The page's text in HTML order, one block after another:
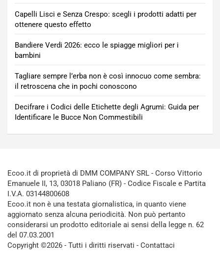
Capelli Lisci e Senza Crespo: scegli i prodotti adatti per
ottenere questo effetto
Bandiere Verdi 2026: ecco le spiagge migliori per i
bambini
Tagliare sempre l’erba non è così innocuo come sembra:
il retroscena che in pochi conoscono
Decifrare i Codici delle Etichette degli Agrumi: Guida per
Identificare le Bucce Non Commestibili
Ecoo.it di proprietà di DMM COMPANY SRL - Corso Vittorio
Emanuele II, 13, 03018 Paliano (FR) - Codice Fiscale e Partita
I.V.A. 03144800608
Ecoo.it non è una testata giornalistica, in quanto viene
aggiornato senza alcuna periodicità. Non può pertanto
considerarsi un prodotto editoriale ai sensi della legge n. 62
del 07.03.2001
Copyright ©2026 - Tutti i diritti riservati - Contattaci